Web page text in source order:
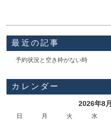
最近の記事
予約状況と空き枠がない時
カレンダー
2026年8月
日 月 火 水